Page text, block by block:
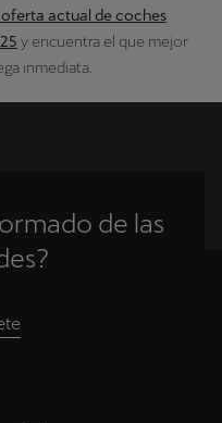
oferta actual de coches
y encuentra el que mejor
inmediata.
de las